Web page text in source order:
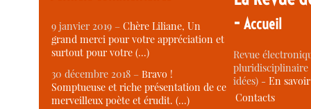
9 janvier 2019 –Chère Liliane, Un
grand merci pour votre appréciation et
surtout pour votre (…)
30 décembre 2018 –Bravo !
Somptueuse et riche présentation de ce
merveilleux poète et érudit. (…)
-Accueil
Revue
idées) -En
Contacts